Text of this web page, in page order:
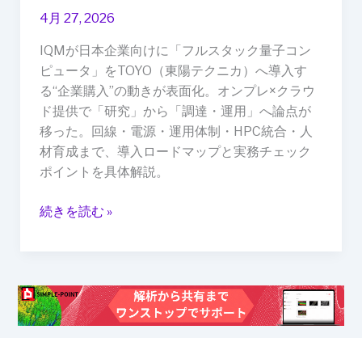
4月 27, 2026
IQMが日本企業向けに「フルスタック量子コン
ピュータ」をTOYO（東陽テクニカ）へ導入す
る“企業購入”の動きが表面化。オンプレ×クラウ
ド提供で「研究」から「調達・運用」へ論点が
移った。回線・電源・運用体制・HPC統合・人
材育成まで、導入ロードマップと実務チェック
ポイントを具体解説。
が“買
量
子”で
始
め
る
活
用
ー
プ
（IQM→TOYO）
続きを読む »